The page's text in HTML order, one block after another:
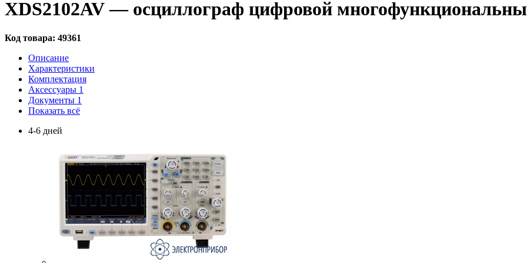
XDS2102AV — осциллограф цифровой
Код товара: 49361
Описание
Характеристики
Комплектация
Аксессуары 1
Документы 1
Показать всё
4-6 дней